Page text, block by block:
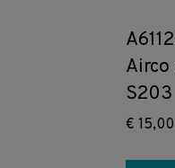
S203
€ 15,00